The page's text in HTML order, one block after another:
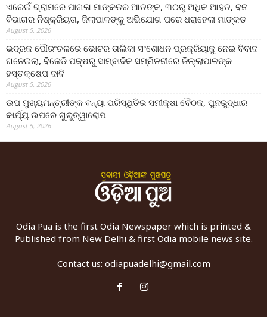
ଏରେଇଁ ଗ୍ରାମରେ ପାଗଳା ମାଙ୍କଡର ଆତଙ୍କ, ୩୦ରୁ ଅଧିକ ଆହତ, ବନ
ବିଭାଗର ନିଷ୍କ୍ରିୟତା, ଜିଲାପାଳଙ୍କୁ ଅଭିଯୋଗ ପରେ ଧରାହେଲା ମାଙ୍କଡ
August 5, 2026
ଭଦ୍ରକ ପୌରଂଚଳରେ ଭୋଟର ତାଲିକା ସଂଶୋଧନ ପ୍ରକ୍ରିୟାକୁ ନେଇ ବିବାଦ
ଘନେଇଲା, ବିଜେଡି ପକ୍ଷରୁ ସାମ୍ବାଦିକ ସମ୍ମିଳନୀରେ ଜିଲ୍ଲାପାଳଙ୍କ
ହସ୍ତକ୍ଷେପ ଦାବି
August 5, 2026
ଉପ ମୁଖ୍ୟମନ୍ତ୍ରୀଙ୍କ ବନ୍ୟା ପରିସ୍ଥିତିର ସମୀକ୍ଷା ବୈଠକ, ପୁନରୁଦ୍ଧାର
କାର୍ଯ୍ୟ ଉପରେ ଗୁରୁତ୍ୱାରୋପ
August 5, 2026
Odia Pua is the first Odia Newspaper which is printed &
Published from New Delhi & first Odia mobile news site.
Contact us: odiapuadelhi@gmail.com